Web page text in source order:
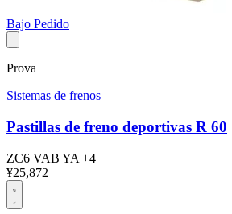
Bajo Pedido
Prova
Sistemas de frenos
Pastillas de freno deportivas R 60
ZC6 VAB YA +4
¥25,872